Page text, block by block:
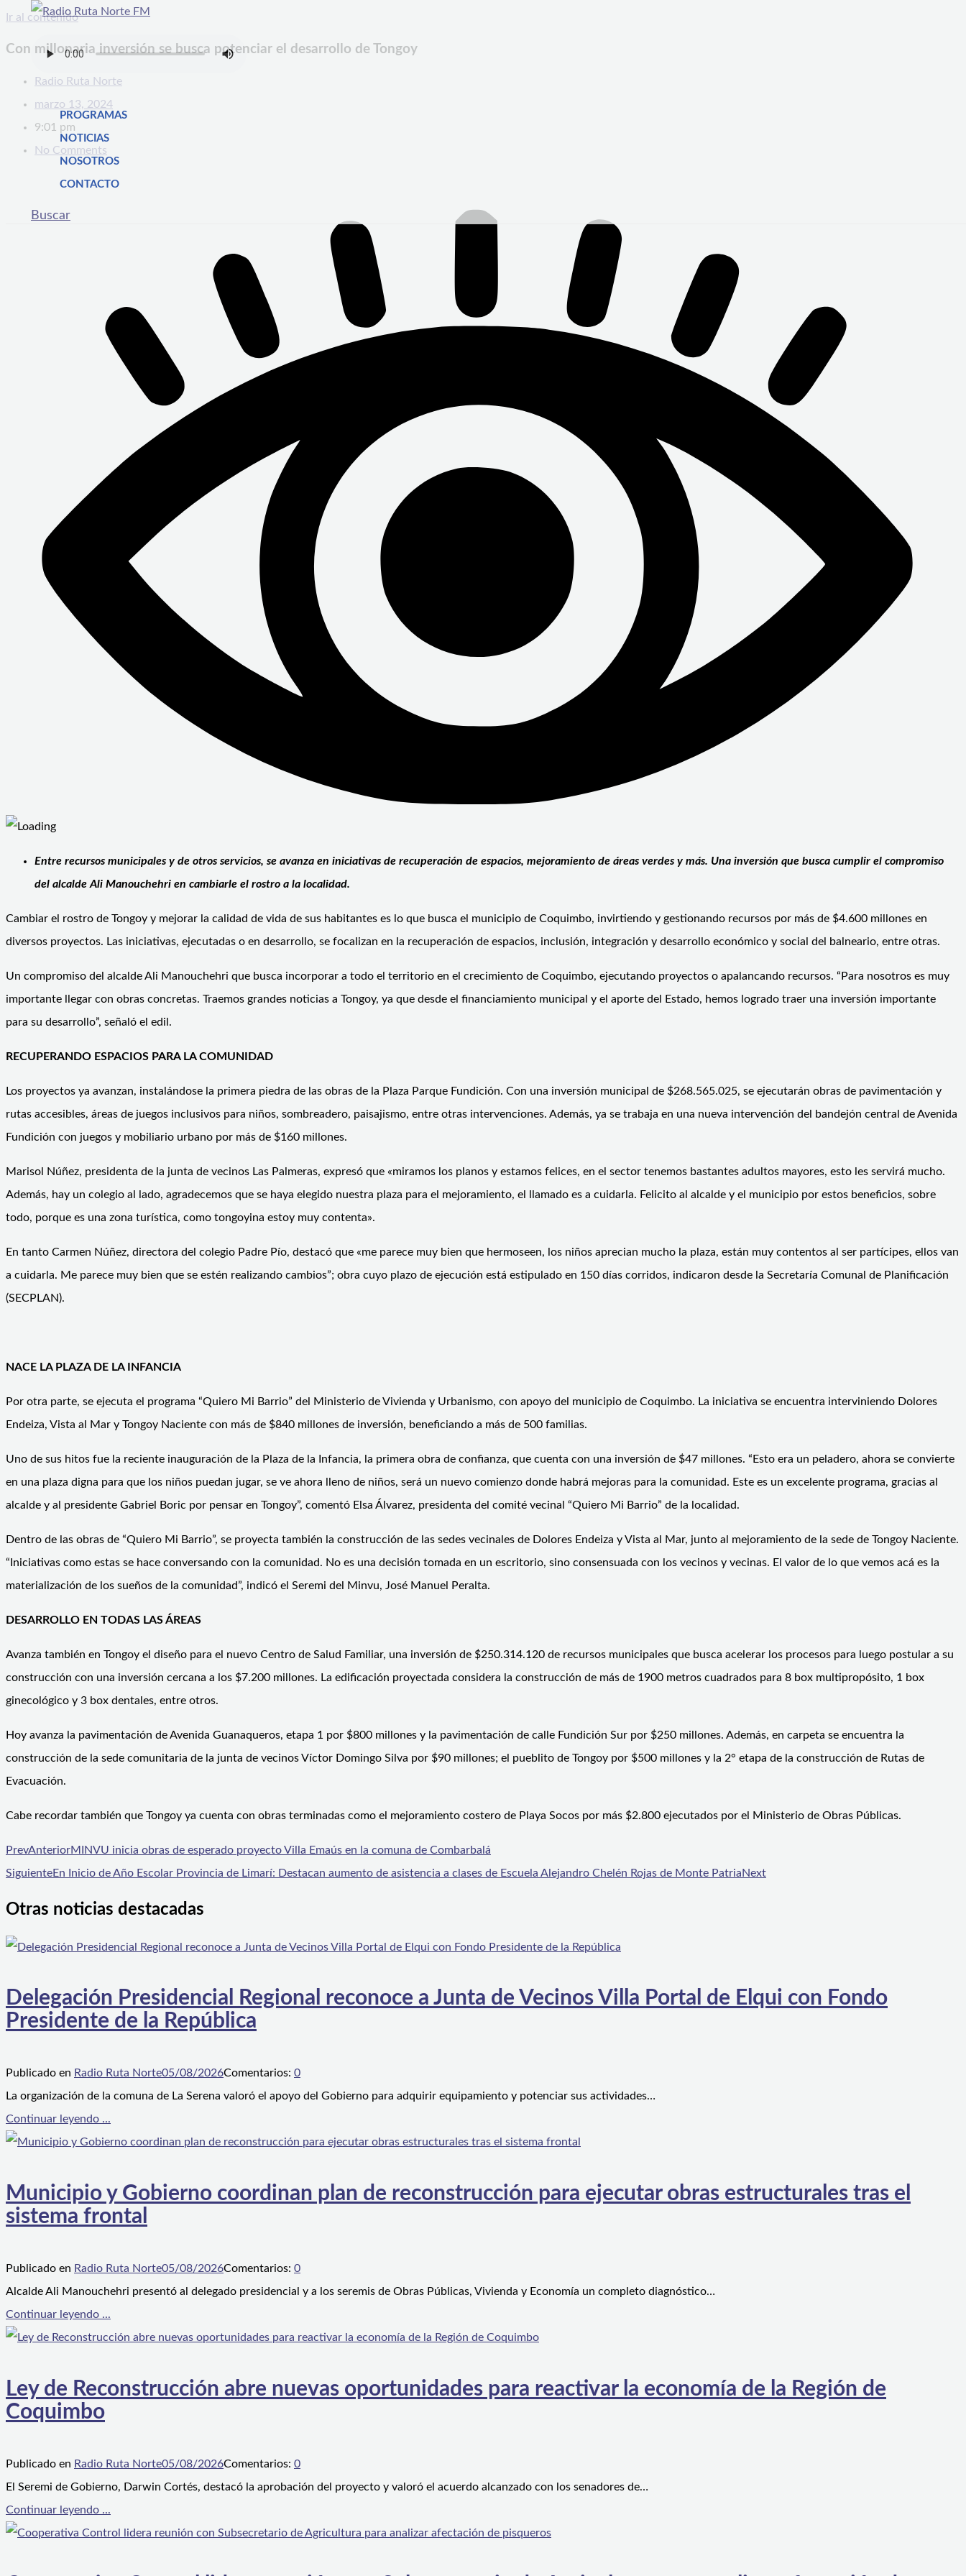
Ir al contenido
PROGRAMAS
NOTICIAS
NOSOTROS
CONTACTO
Buscar
Con millonaria inversión se busca potenciar el desarrollo de Tongoy
Radio Ruta Norte
marzo 13, 2024
9:01 pm
No Comments
Entre recursos municipales y de otros servicios, se avanza en iniciativas de recuperación de espacios, mejoramiento de áreas verdes y más. Una inversión que busca cumplir el compromiso
del alcalde Ali Manouchehri en cambiarle el rostro a la localidad.
Cambiar el rostro de Tongoy y mejorar la calidad de vida de sus habitantes es lo que busca el municipio de Coquimbo, invirtiendo y gestionando recursos por más de $4.600 millones en
diversos proyectos. Las iniciativas, ejecutadas o en desarrollo, se focalizan en la recuperación de espacios, inclusión, integración y desarrollo económico y social del balneario, entre otras.
Un compromiso del alcalde Ali Manouchehri que busca incorporar a todo el territorio en el crecimiento de Coquimbo, ejecutando proyectos o apalancando recursos. “Para nosotros es muy
importante llegar con obras concretas. Traemos grandes noticias a Tongoy, ya que desde el financiamiento municipal y el aporte del Estado, hemos logrado traer una inversión importante
para su desarrollo”, señaló el edil.
RECUPERANDO ESPACIOS PARA LA COMUNIDAD
Los proyectos ya avanzan, instalándose la primera piedra de las obras de la Plaza Parque Fundición. Con una inversión municipal de $268.565.025, se ejecutarán obras de pavimentación y
rutas accesibles, áreas de juegos inclusivos para niños, sombreadero, paisajismo, entre otras intervenciones. Además, ya se trabaja en una nueva intervención del bandejón central de Avenida
Fundición con juegos y mobiliario urbano por más de $160 millones.
Marisol Núñez, presidenta de la junta de vecinos Las Palmeras, expresó que «miramos los planos y estamos felices, en el sector tenemos bastantes adultos mayores, esto les servirá mucho.
Además, hay un colegio al lado, agradecemos que se haya elegido nuestra plaza para el mejoramiento, el llamado es a cuidarla. Felicito al alcalde y el municipio por estos beneficios, sobre
todo, porque es una zona turística, como tongoyina estoy muy contenta».
En tanto Carmen Núñez, directora del colegio Padre Pío, destacó que «me parece muy bien que hermoseen, los niños aprecian mucho la plaza, están muy contentos al ser partícipes, ellos van
a cuidarla. Me parece muy bien que se estén realizando cambios”; obra cuyo plazo de ejecución está estipulado en 150 días corridos, indicaron desde la Secretaría Comunal de Planificación
(SECPLAN).
NACE LA PLAZA DE LA INFANCIA
Por otra parte, se ejecuta el programa “Quiero Mi Barrio” del Ministerio de Vivienda y Urbanismo, con apoyo del municipio de Coquimbo. La iniciativa se encuentra interviniendo Dolores
Endeiza, Vista al Mar y Tongoy Naciente con más de $840 millones de inversión, beneficiando a más de 500 familias.
Uno de sus hitos fue la reciente inauguración de la Plaza de la Infancia, la primera obra de confianza, que cuenta con una inversión de $47 millones. “Esto era un peladero, ahora se convierte
en una plaza digna para que los niños puedan jugar, se ve ahora lleno de niños, será un nuevo comienzo donde habrá mejoras para la comunidad. Este es un excelente programa, gracias al
alcalde y al presidente Gabriel Boric por pensar en Tongoy”, comentó Elsa Álvarez, presidenta del comité vecinal “Quiero Mi Barrio” de la localidad.
Dentro de las obras de “Quiero Mi Barrio”, se proyecta también la construcción de las sedes vecinales de Dolores Endeiza y Vista al Mar, junto al mejoramiento de la sede de Tongoy Naciente.
“Iniciativas como estas se hace conversando con la comunidad. No es una decisión tomada en un escritorio, sino consensuada con los vecinos y vecinas. El valor de lo que vemos acá es la
materialización de los sueños de la comunidad”, indicó el Seremi del Minvu, José Manuel Peralta.
DESARROLLO EN TODAS LAS ÁREAS
Avanza también en Tongoy el diseño para el nuevo Centro de Salud Familiar, una inversión de $250.314.120 de recursos municipales que busca acelerar los procesos para luego postular a su
construcción con una inversión cercana a los $7.200 millones. La edificación proyectada considera la construcción de más de 1900 metros cuadrados para 8 box multipropósito, 1 box
ginecológico y 3 box dentales, entre otros.
Hoy avanza la pavimentación de Avenida Guanaqueros, etapa 1 por $800 millones y la pavimentación de calle Fundición Sur por $250 millones. Además, en carpeta se encuentra la
construcción de la sede comunitaria de la junta de vecinos Víctor Domingo Silva por $90 millones; el pueblito de Tongoy por $500 millones y la 2° etapa de la construcción de Rutas de
Evacuación.
Cabe recordar también que Tongoy ya cuenta con obras terminadas como el mejoramiento costero de Playa Socos por más $2.800 ejecutados por el Ministerio de Obras Públicas.
PrevAnteriorMINVU inicia obras de esperado proyecto Villa Emaús en la comuna de Combarbalá
SiguienteEn Inicio de Año Escolar Provincia de Limarí: Destacan aumento de asistencia a clases de Escuela Alejandro Chelén Rojas de Monte PatriaNext
Otras noticias destacadas
Delegación Presidencial Regional reconoce a Junta de Vecinos Villa Portal de Elqui con Fondo
Presidente de la República
Publicado en Radio Ruta Norte05/08/2026Comentarios: 0
La organización de la comuna de La Serena valoró el apoyo del Gobierno para adquirir equipamiento y potenciar sus actividades…
Continuar leyendo ...
Municipio y Gobierno coordinan plan de reconstrucción para ejecutar obras estructurales tras el
sistema frontal
Publicado en Radio Ruta Norte05/08/2026Comentarios: 0
Alcalde Ali Manouchehri presentó al delegado presidencial y a los seremis de Obras Públicas, Vivienda y Economía un completo diagnóstico…
Continuar leyendo ...
Ley de Reconstrucción abre nuevas oportunidades para reactivar la economía de la Región de
Coquimbo
Publicado en Radio Ruta Norte05/08/2026Comentarios: 0
El Seremi de Gobierno, Darwin Cortés, destacó la aprobación del proyecto y valoró el acuerdo alcanzado con los senadores de…
Continuar leyendo ...